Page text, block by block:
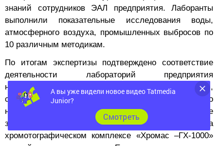
выполнили показательные исследования воды,
атмосферного воздуха, промышленных выбросов по
10 различным методикам.
По итогам экспертизы подтверждено соответствие
деятельности лабораторий предприятия
национальным стандартам. В частности,
специалисты ЭАЛ Пермского РНУ подтвердили право
на выполнение нового вида исследования измерение
загрязняющих веществ в атмосферном воздухе на
хромотографическом комплексе «Хромас –ГХ-1000»
российского производства. Его поставка состоялась
А вы уже видели новое видео Tatmedia
Junior?
Cмотреть